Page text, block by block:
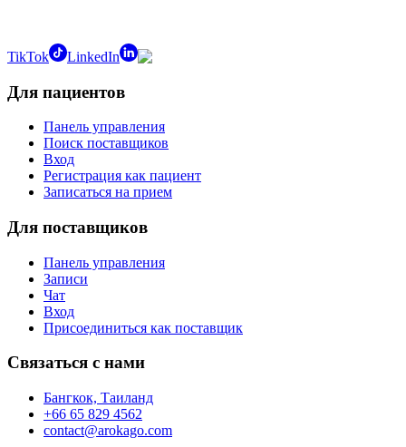
TikTok LinkedIn
Для пациентов
Панель управления
Поиск поставщиков
Вход
Регистрация как пациент
Записаться на прием
Для поставщиков
Панель управления
Записи
Чат
Вход
Присоединиться как поставщик
Связаться с нами
Бангкок, Таиланд
+66 65 829 4562
contact@arokago.com